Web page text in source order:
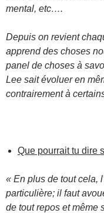
mental, etc….
Depuis on revient
apprend des choses
panel de choses à
Lee sait évoluer en
contrairement à
Que pourrait tu dire
« En plus de tout cela,
particulière; il faut
de tout repos et même